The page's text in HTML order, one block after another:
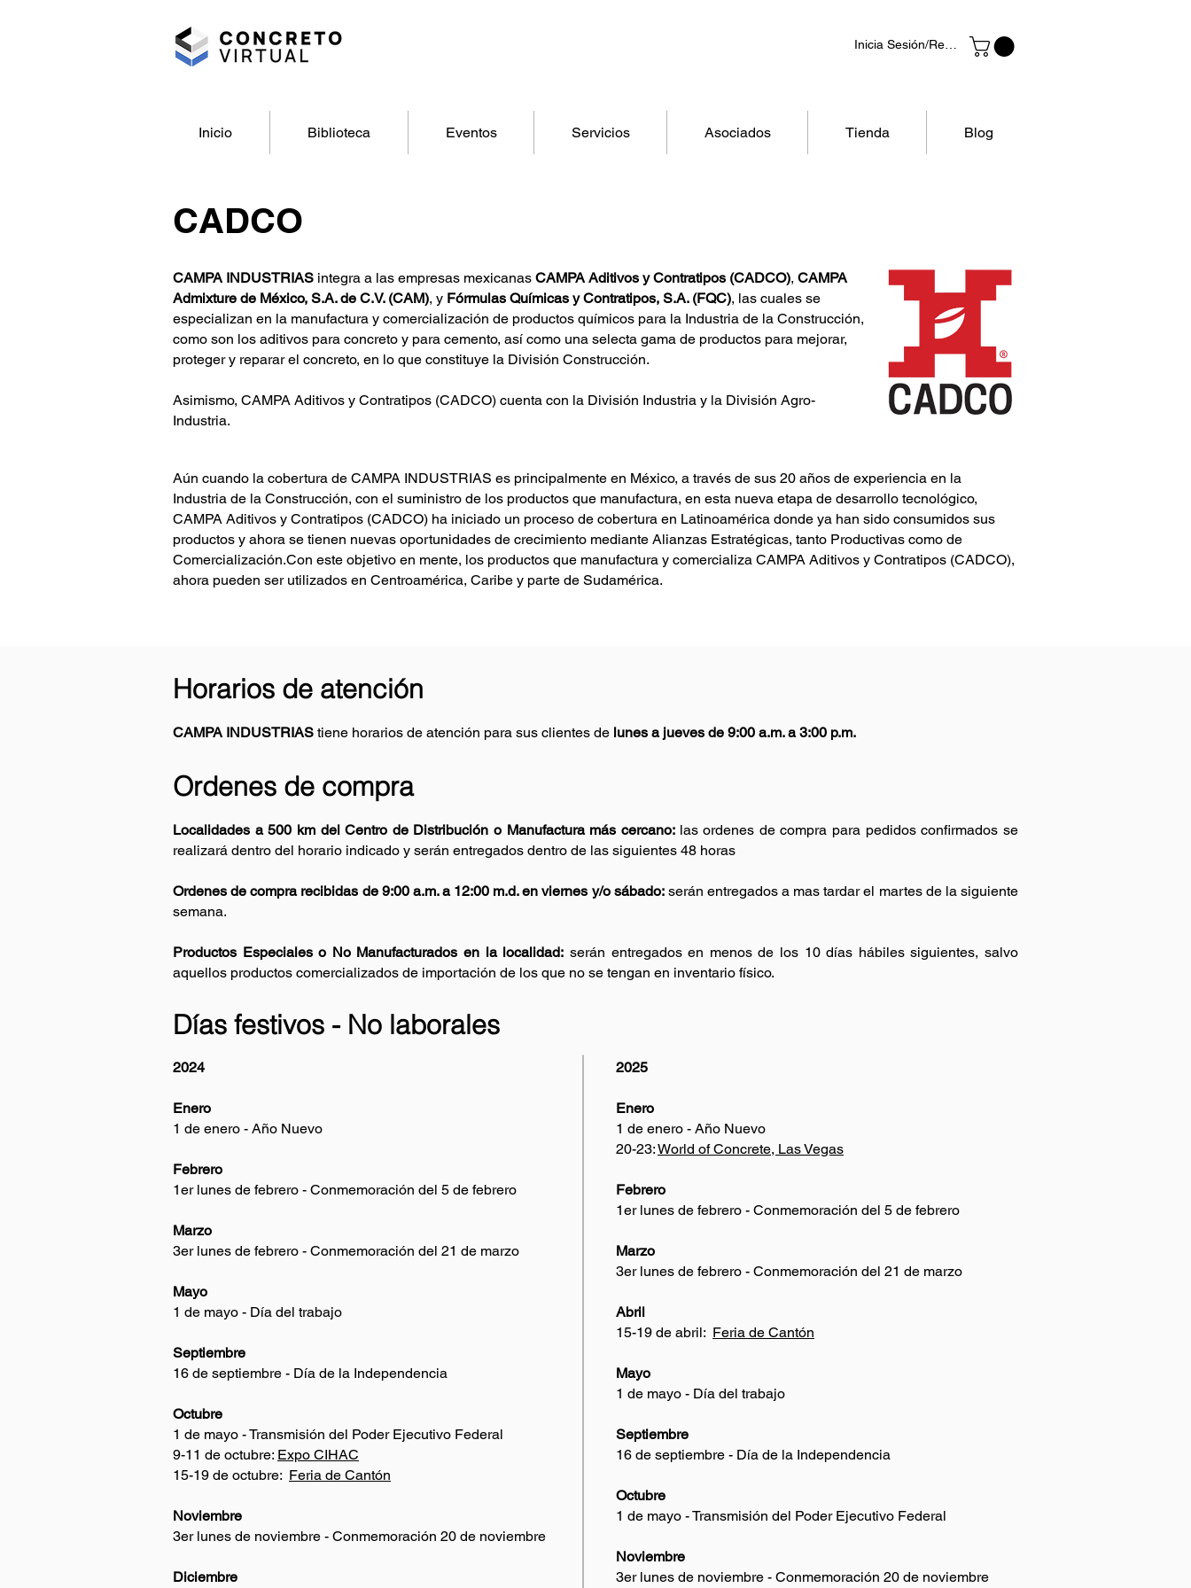
Inicia Sesión/Regístrate
Inicio Biblioteca Eventos Servicios Asociados Tienda Blog
CADCO
CAMPA INDUSTRIAS integra a las empresas mexicanas CAMPA Aditivos y Contratipos (CADCO), CAMPA
Admixture de México, S.A. de C.V. (CAM), y Fórmulas Químicas y Contratipos, S.A. (FQC), las cuales se
especializan en la manufactura y comercialización de productos químicos para la Industria de la Construcción,
como son los aditivos para concreto y para cemento, así como una selecta gama de productos para mejorar,
proteger y reparar el concreto, en lo que constituye la División Construcción.
Asimismo, CAMPA Aditivos y Contratipos (CADCO) cuenta con la División Industria y la División Agro-
Industria.
Aún cuando la cobertura de CAMPA INDUSTRIAS es principalmente en México, a través de sus 20 años de experiencia en la
Industria de la Construcción, con el suministro de los productos que manufactura, en esta nueva etapa de desarrollo tecnológico,
CAMPA Aditivos y Contratipos (CADCO) ha iniciado un proceso de cobertura en Latinoamérica donde ya han sido consumidos sus
productos y ahora se tienen nuevas oportunidades de crecimiento mediante Alianzas Estratégicas, tanto Productivas como de
Comercialización.Con este objetivo en mente, los productos que manufactura y comercializa CAMPA Aditivos y Contratipos (CADCO),
ahora pueden ser utilizados en Centroamérica, Caribe y parte de Sudamérica.
Horarios de atención
Ordenes de compra
Localidades a 500 km del Centro de Distribución o Manufactura más cercano: las ordenes de compra para pedidos confirmados se
realizará dentro del horario indicado y serán entregados dentro de las siguientes 48 horas
Ordenes de compra recibidas de 9:00 a.m. a 12:00 m.d. en viernes y/o sábado:serán entregados a mas tardar el martes de la siguiente
semana.
Productos Especiales o No Manufacturados en la localidad: serán entregados en menos de los 10 días hábiles siguientes, salvo
aquellos productos comercializados de importación de los que no se tengan en inventario físico.
Días festivos - No laborales
2024
Enero
1 de enero - Año Nuevo
Febrero
1er lunes de febrero - Conmemoración del 5 de febrero
Marzo
3er lunes de febrero - Conmemoración del 21 de marzo
Mayo
1 de mayo - Día del trabajo
Septiembre
16 de septiembre - Día de la Independencia
Octubre
1 de mayo - Transmisión del Poder Ejecutivo Federal
9-11 de octubre: Expo CIHAC
15-19 de octubre: Feria de Cantón
Noviembre
3er lunes de noviembre - Conmemoración 20 de noviembre
Diciembre
2025
Enero
1 de enero - Año Nuevo
20-23:World of Concrete, Las Vegas
Febrero
1er lunes de febrero - Conmemoración del 5 de febrero
Marzo
3er lunes de febrero - Conmemoración del 21 de marzo
Abril
15-19 de abril: Feria de Cantón
Mayo
1 de mayo - Día del trabajo
Septiembre
16 de septiembre - Día de la Independencia
Octubre
1 de mayo - Transmisión del Poder Ejecutivo Federal
Noviembre
3er lunes de noviembre - Conmemoración 20 de noviembre
CAMPA INDUSTRIAS tiene horarios de atención para sus clientes de lunes a jueves de 9:00 a.m. a 3:00 p.m.